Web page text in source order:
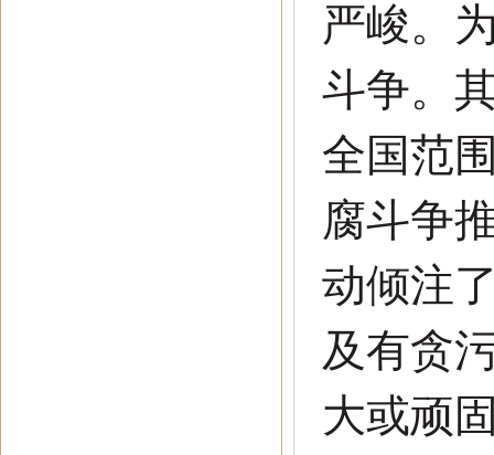
严峻。
斗争。
全国范
腐斗争
动倾注
及有贪
大或顽